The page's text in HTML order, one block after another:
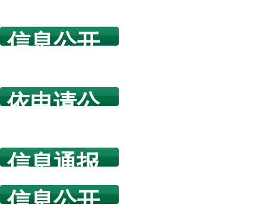
信息公开
依申请公
信息通报
信息公开